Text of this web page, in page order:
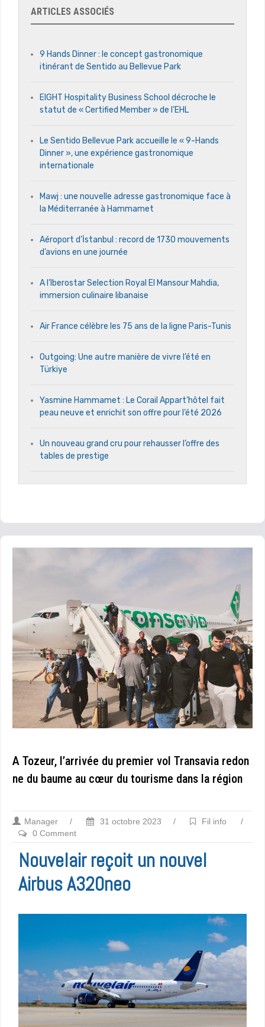
ARTICLES ASSOCIÉS
9 Hands Dinner : le concept gastronomique
itinérant de Sentido au Bellevue Park
EIGHT Hospitality Business School décroche le
statut de « Certified Member » de l’EHL
Le Sentido Bellevue Park accueille le « 9-Hands
Dinner », une expérience gastronomique
internationale
Mawj : une nouvelle adresse gastronomique face à
la Méditerranée à Hammamet
Aéroport d’İstanbul : record de 1730 mouvements
d’avions en une journée
A l’Iberostar Selection Royal El Mansour Mahdia,
immersion culinaire libanaise
Air France célèbre les 75 ans de la ligne Paris-Tunis
Outgoing: Une autre manière de vivre l’été en
Türkiye
Yasmine Hammamet : Le Corail Appart’hôtel fait
peau neuve et enrichit son offre pour l’été 2026
Un nouveau grand cru pour rehausser l’offre des
tables de prestige
A Tozeur, l’arrivée du premier vol Transavia redon
ne du baume au cœur du tourisme dans la région
Manager / 31 octobre 2023 / Fil info
/
0 Comment
Nouvelair reçoit un nouvel
Airbus A320neo